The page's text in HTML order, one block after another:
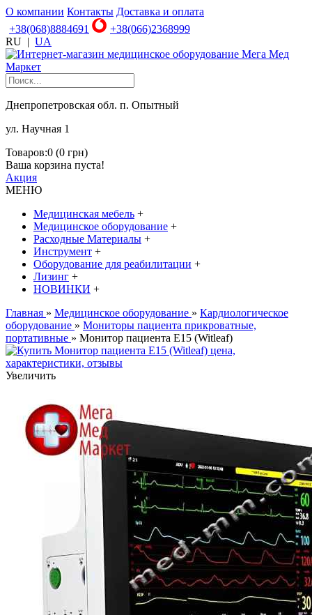
О компании Контакты Доставка и оплата
+38(068)8884691
+38(066)2368999
RU | UA
Днепропетровская обл. п. Опытный
ул. Научная 1
Товаров:0 (0 грн)
Ваша корзина пуста!
Акция
МЕНЮ
Медицинская мебель +
Медицинское оборудование +
Расходные Материалы +
Инструмент +
Оборудование для реабилитации +
Лизинг +
НОВИНКИ +
Главная » Медицинское оборудование » Кардиологическое
оборудование » Мониторы пациента прикроватные,
портативные » Монитор пациента Е15 (Witleaf)
Увеличить